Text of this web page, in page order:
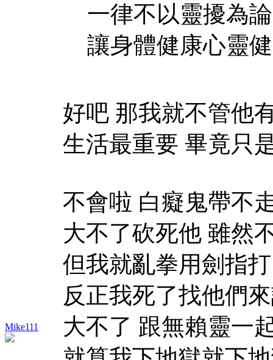
Mike111
一律不以靈擾為
讓身體健康心靈
好吧 那我就不管他
生活最重要 畢竟只
不會啦 白癡鬼帶不
大不了砍死他 雖然
但我就亂拳用劍指
反正我死了找他們
大不了 跟無賴靈一